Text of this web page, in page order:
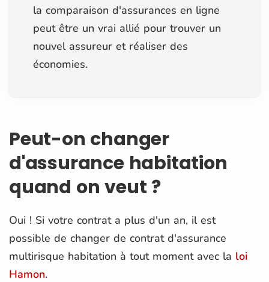
la comparaison d'assurances en ligne
peut être un vrai allié pour trouver un
nouvel assureur et réaliser des
économies.
Peut-on changer
d'assurance habitation
quand on veut ?
Oui ! Si votre contrat a plus d'un an, il est
possible de changer de contrat d'assurance
multirisque habitation à tout moment avec la loi
Hamon.